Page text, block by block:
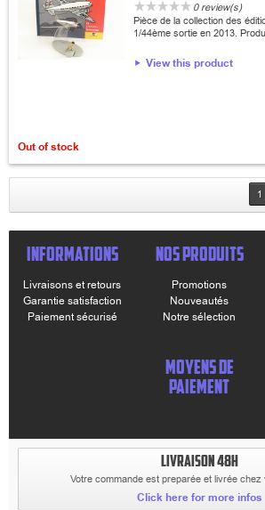
0 review(s)
Pièce de la collection des
1/44ème sortie en 2013.
View this product
Out of stock
1
INFORMATIONS
Livraisons et retours
Garantie satisfaction
Paiement sécurisé
NOS PRODUITS
Promotions
Nouveautés
Notre sélection
MOYENS DE
PAIEMENT
LIVRAISON 48H
Votre commande est preparée et livrée
Click here for more infos